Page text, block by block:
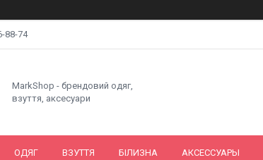
88-74
MarkShop - брендовий одяг,
взуття, аксесуари
ОДЯГ ВЗУТТЯ БІЛИЗНА АКСЕССУАРЫ